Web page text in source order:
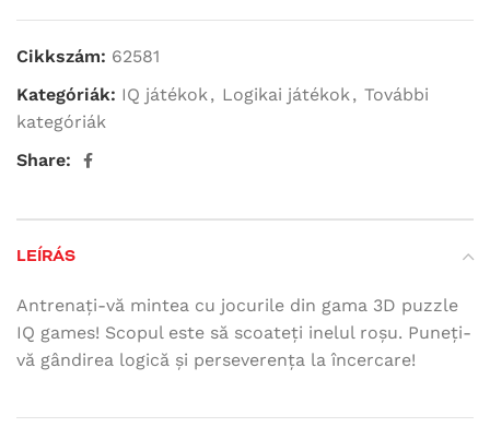
Cikkszám: 62581
Kategóriák: IQ játékok , Logikai játékok , További
kategóriák
Share:
LEÍRÁS
Antrenați-vă mintea cu jocurile din gama 3D puzzle
IQ games! Scopul este să scoateți inelul roșu. Puneți-
vă gândirea logică și perseverența la încercare!